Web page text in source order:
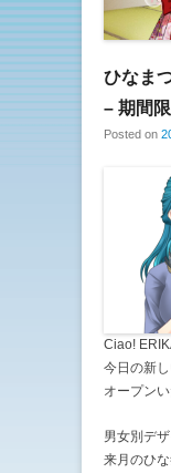
ひなま
– 期間
Posted on
Ciao!
今日の新
オープンい
男女別デ
来月のひ